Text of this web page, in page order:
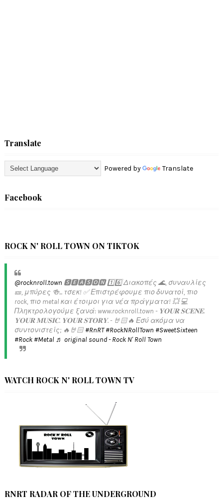
Translate
Powered by Translate
Facebook
ROCK N' ROLL TOWN ON TIKTOK
@rocknroll.town 🆂🅴🅰🆂🅾🅽 1️⃣6️⃣ Διακοπές 🌊, συναυλίες
🎫, μπύρες 🍻... τσεκ! ✅️ Επιστρέφουμε πιο δυνατοί, πιο
rock, πιο metal και έτοιμοι για νέα πράγματα! 💥 💻
Πληκτρολογούμε ξανά: www.rocknroll.town - 𝐘𝐎𝐔𝐑 𝐒𝐂𝐄𝐍𝐄.
𝐘𝐎𝐔𝐑 𝐌𝐔𝐒𝐈𝐂. 𝐘𝐎𝐔𝐑 𝐒𝐓𝐎𝐑𝐘. - 🤘🏻🔥 Εσύ ακόμα να
συντονιστείς; 🔥🤘🏻#RnRT #RockNRollTown #SweetSixteen
#Rock #Metal ♬ original sound - Rock N' Roll Town
WATCH ROCK N' ROLL TOWN TV
RNRT RADAR OF THE UNDERGROUND